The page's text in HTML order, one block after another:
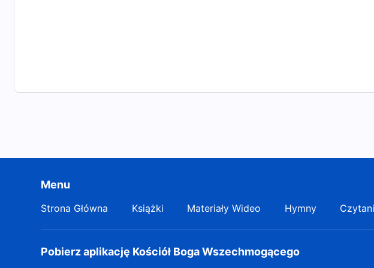
Menu
Strona Główna Książki Materiały Wideo Hymny
Pobierz aplikację Kościół Boga Wszechmogącego